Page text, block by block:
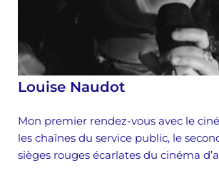
Louise Naudot
Mon premier rendez-vous avec le
les chaînes du service public, le
sièges rouges écarlates du cinéma